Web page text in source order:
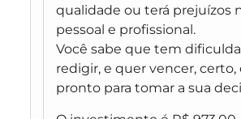
qualidade ou terá prejuízos
pessoal e profissional.
Você sabe que tem
redigir, e quer vencer, certo,
pronto para tomar a sua